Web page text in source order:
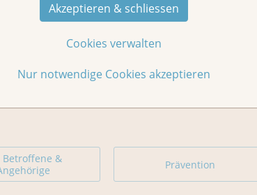
Akzeptieren & schliessen
Cookies verwalten
Nur notwendige Cookies akzeptieren
Betroffene &
Prävention